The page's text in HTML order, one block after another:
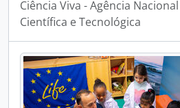
Ciência Viva - Agência
Científica e Tecnológica